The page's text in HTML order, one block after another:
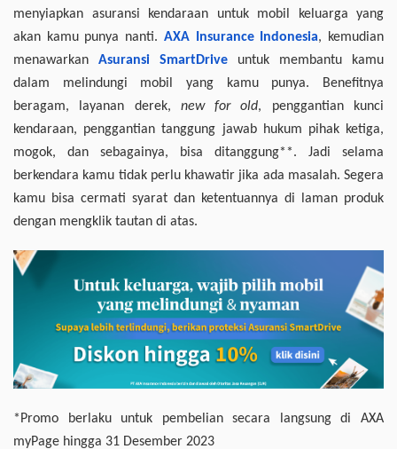
menyiapkan asuransi kendaraan untuk mobil keluarga yang
akan kamu punya nanti. AXA Insurance Indonesia, kemudian
menawarkan Asuransi SmartDrive untuk membantu kamu
dalam melindungi mobil yang kamu punya. Benefitnya
beragam, layanan derek, new for old, penggantian kunci
kendaraan, penggantian tanggung jawab hukum pihak ketiga,
mogok, dan sebagainya, bisa ditanggung**. Jadi selama
berkendara kamu tidak perlu khawatir jika ada masalah. Segera
kamu bisa cermati syarat dan ketentuannya di laman produk
dengan mengklik tautan di atas.
*Promo berlaku untuk pembelian secara langsung di AXA
myPage hingga 31 Desember 2023